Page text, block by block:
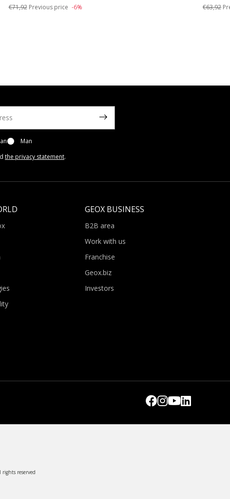
€71,92Previous price -6%
€63,92
Man
the privacy statement.
GEOX BUSINESS
B2B area
Work with us
Franchise
Geox.biz
Investors
reserved